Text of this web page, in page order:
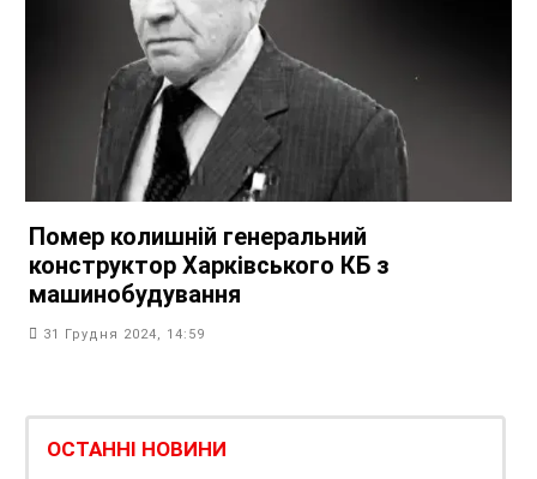
Помер колишній генеральний
конструктор Харківського КБ з
машинобудування
31 Грудня 2024, 14:59
ОСТАННІ НОВИНИ